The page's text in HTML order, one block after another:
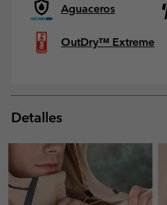
Aguaceros
OutDry™ Extreme
Detalles